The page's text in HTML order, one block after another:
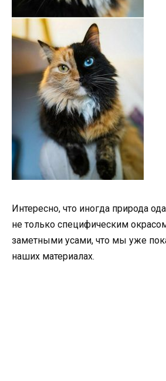
Интересно, что иногда природа
не только специфическим
заметными усами, что мы уже
наших материалах.